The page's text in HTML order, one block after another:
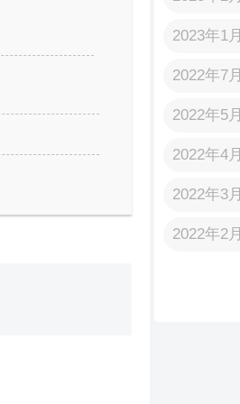
2023年1月
2022年7月
2022年5月
2022年4月
2022年3月
2022年2月